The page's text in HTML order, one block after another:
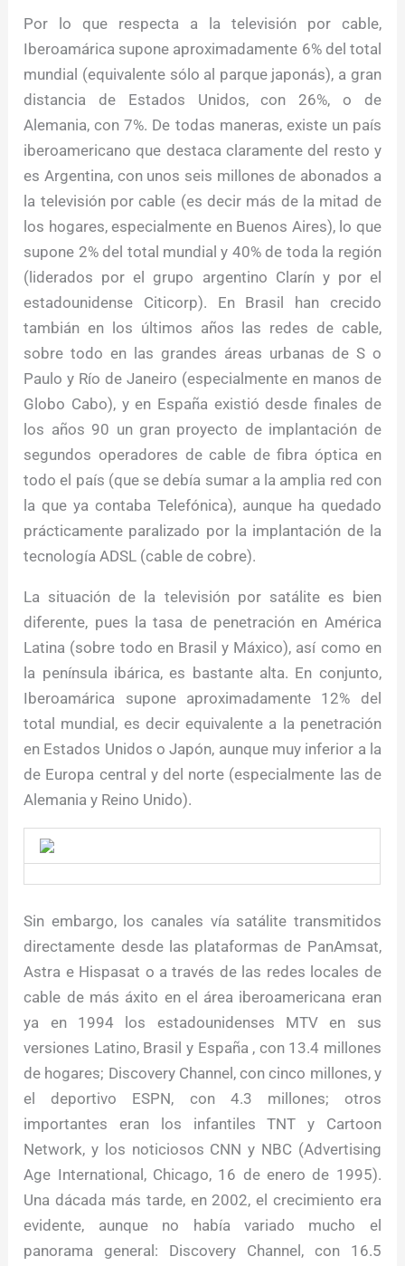
Por lo que respecta a la televisión por cable,
Iberoamárica supone aproximadamente 6% del total
mundial (equivalente sólo al parque japonás), a gran
distancia de Estados Unidos, con 26%, o de
Alemania, con 7%. De todas maneras, existe un país
iberoamericano que destaca claramente del resto y
es Argentina, con unos seis millones de abonados a
la televisión por cable (es decir más de la mitad de
los hogares, especialmente en Buenos Aires), lo que
supone 2% del total mundial y 40% de toda la región
(liderados por el grupo argentino Clarín y por el
estadounidense Citicorp). En Brasil han crecido
tambián en los últimos años las redes de cable,
sobre todo en las grandes áreas urbanas de S o
Paulo y Río de Janeiro (especialmente en manos de
Globo Cabo), y en España existió desde finales de
los años 90 un gran proyecto de implantación de
segundos operadores de cable de fibra óptica en
todo el país (que se debía sumar a la amplia red con
la que ya contaba Telefónica), aunque ha quedado
prácticamente paralizado por la implantación de la
tecnología ADSL (cable de cobre).
La situación de la televisión por satálite es bien
diferente, pues la tasa de penetración en América
Latina (sobre todo en Brasil y Máxico), así como en
la península ibárica, es bastante alta. En conjunto,
Iberoamárica supone aproximadamente 12% del
total mundial, es decir equivalente a la penetración
en Estados Unidos o Japón, aunque muy inferior a la
de Europa central y del norte (especialmente las de
Alemania y Reino Unido).
Sin embargo, los canales vía satálite transmitidos
directamente desde las plataformas de PanAmsat,
Astra e Hispasat o a través de las redes locales de
cable de más áxito en el área iberoamericana eran
ya en 1994 los estadounidenses MTV en sus
versiones Latino, Brasil y España , con 13.4 millones
de hogares; Discovery Channel, con cinco millones, y
el deportivo ESPN, con 4.3 millones; otros
importantes eran los infantiles TNT y Cartoon
Network, y los noticiosos CNN y NBC (Advertising
Age International, Chicago, 16 de enero de 1995).
Una dácada más tarde, en 2002, el crecimiento era
evidente, aunque no había variado mucho el
panorama general: Discovery Channel, con 16.5